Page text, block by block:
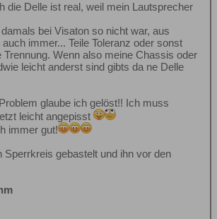
die Delle ist real, weil mein Lautsprecher
bei Visaton so nicht war, aus
immer... Teile Toleranz oder sonst
Wenn also meine Chassis oder
leicht anderst sind gibts da ne Delle
glaube ich gelöst!! Ich muss
leicht angepisst
immer gut!
Sperrkreis gebastelt und ihn vor den